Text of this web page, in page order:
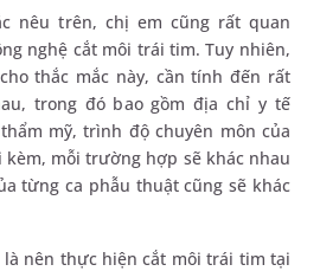
nêu trên, chị em cũng rất quan
nghệ cắt môi trái tim. Tuy nhiên,
thắc mắc này, cần tính đến rất
trong đó bao gồm địa chỉ y tế
mỹ, trình độ chuyên môn của
kèm, mỗi trường hợp sẽ khác nhau
từng ca phẫu thuật cũng sẽ khác
là nên thực hiện cắt môi trái tim tại